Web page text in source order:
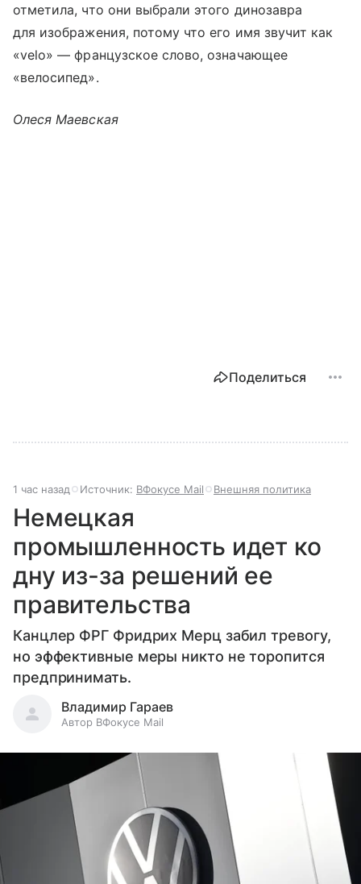
отметила, что они выбрали этого динозавра
для изображения, потому что его имя звучит как
«velo» — французское слово, означающее
«велосипед».
Олеся Маевская
Поделиться
1 час назад Источник: ВФокусе Mail Внешняя политика
Немецкая
промышленность идет ко
дну из-за решений ее
правительства
Канцлер ФРГ Фридрих Мерц забил тревогу,
но эффективные меры никто не торопится
предпринимать.
Владимир Гараев
Автор ВФокусе Mail